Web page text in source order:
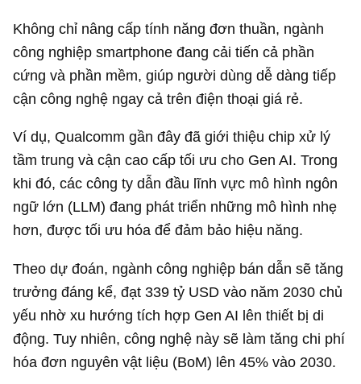
Không chỉ nâng cấp tính năng đơn thuần, ngành
công nghiệp smartphone đang cải tiến cả phần
cứng và phần mềm, giúp người dùng dễ dàng tiếp
cận công nghệ ngay cả trên điện thoại giá rẻ.
Ví dụ, Qualcomm gần đây đã giới thiệu chip xử lý
tầm trung và cận cao cấp tối ưu cho Gen AI. Trong
khi đó, các công ty dẫn đầu lĩnh vực mô hình ngôn
ngữ lớn (LLM) đang phát triển những mô hình nhẹ
hơn, được tối ưu hóa để đảm bảo hiệu năng.
Theo dự đoán, ngành công nghiệp bán dẫn sẽ tăng
trưởng đáng kể, đạt 339 tỷ USD vào năm 2030 chủ
yếu nhờ xu hướng tích hợp Gen AI lên thiết bị di
động. Tuy nhiên, công nghệ này sẽ làm tăng chi phí
hóa đơn nguyên vật liệu (BoM) lên 45% vào 2030.